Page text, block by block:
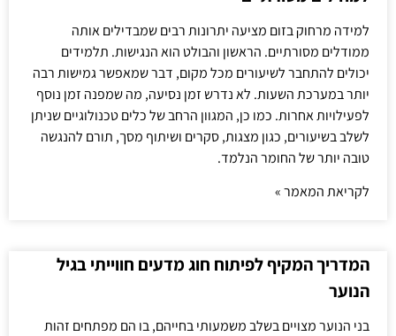
למידה מרחוק בזום מציעה יתרונות רבים שמבדילים אותה
ממודלים מסורתיים. הראשון והבולט הוא הנגישות. תלמידים
יכולים להתחבר לשיעורים מכל מקום, דבר שמאפשר גמישות רבה
יותר במערכת השעות. לא נדרש זמן נסיעה, מה שמפנה זמן נוסף
לפעילויות אחרות. כמו כן, המגוון הרחב של כלים טכנולוגיים שניתן
לשלב בשיעורים, כגון מצגות, סקרים ושיתוף מסך, תורם להנגשה
טובה יותר של החומר הנלמד.
לקריאת המאמר »
המדריך המקיף לפיתוח חוג מדעים חווייתי בגיל
הנוער
בני הנוער מצויים בשלב משמעותי בחייהם, בו הם מפתחים זהות